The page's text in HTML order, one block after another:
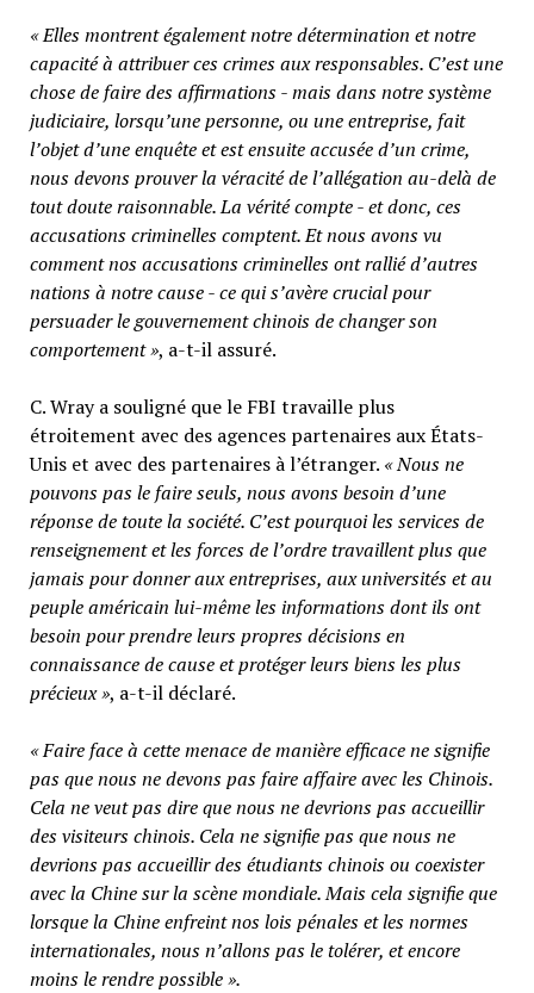
« Elles montrent également notre détermination et notre
capacité à attribuer ces crimes aux responsables. C’est une
chose de faire des affirmations - mais dans notre système
judiciaire, lorsqu’une personne, ou une entreprise, fait
l’objet d’une enquête et est ensuite accusée d’un crime,
nous devons prouver la véracité de l’allégation au-delà de
tout doute raisonnable. La vérité compte - et donc, ces
accusations criminelles comptent. Et nous avons vu
comment nos accusations criminelles ont rallié d’autres
nations à notre cause - ce qui s’avère crucial pour
persuader le gouvernement chinois de changer son
comportement », a-t-il assuré.
C. Wray a souligné que le FBI travaille plus
étroitement avec des agences partenaires aux États-
Unis et avec des partenaires à l’étranger. « Nous ne
pouvons pas le faire seuls, nous avons besoin d’une
réponse de toute la société. C’est pourquoi les services de
renseignement et les forces de l’ordre travaillent plus que
jamais pour donner aux entreprises, aux universités et au
peuple américain lui-même les informations dont ils ont
besoin pour prendre leurs propres décisions en
connaissance de cause et protéger leurs biens les plus
précieux », a-t-il déclaré.
« Faire face à cette menace de manière efficace ne signifie
pas que nous ne devons pas faire affaire avec les Chinois.
Cela ne veut pas dire que nous ne devrions pas accueillir
des visiteurs chinois. Cela ne signifie pas que nous ne
devrions pas accueillir des étudiants chinois ou coexister
avec la Chine sur la scène mondiale. Mais cela signifie que
lorsque la Chine enfreint nos lois pénales et les normes
internationales, nous n’allons pas le tolérer, et encore
moins le rendre possible ».